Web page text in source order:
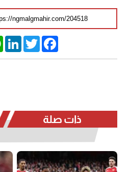
Twitter
Facebook
ذات صلة